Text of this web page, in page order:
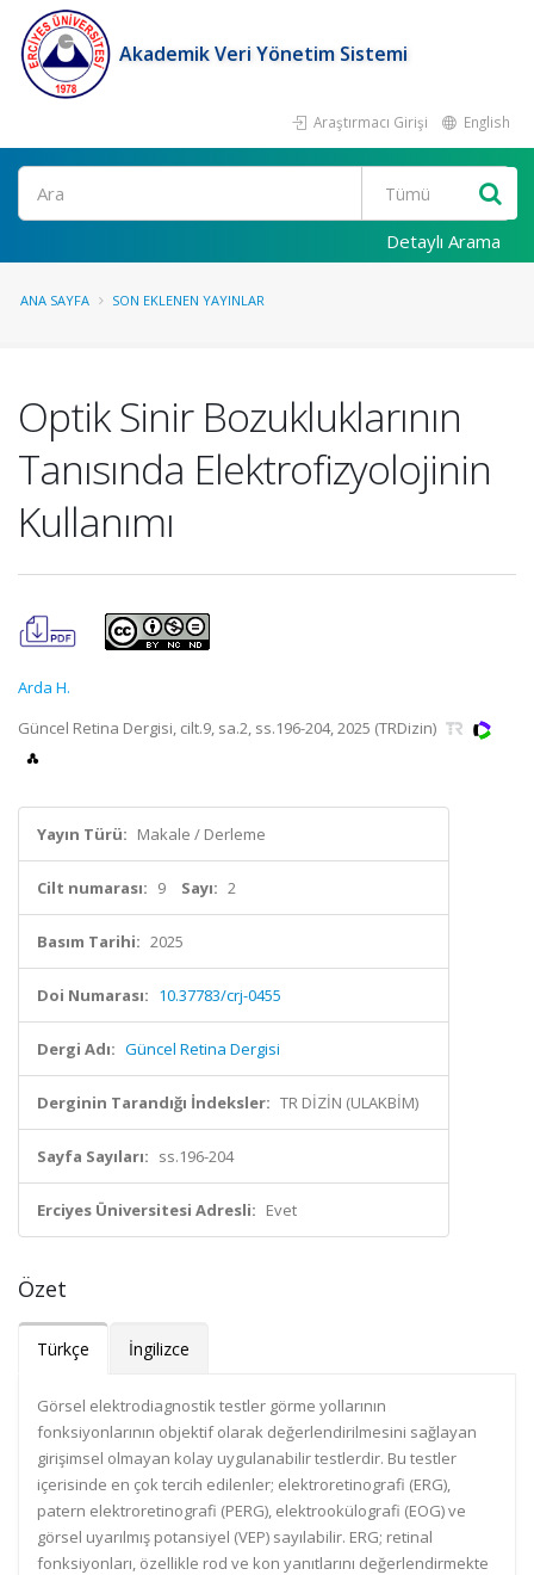
Akademik Veri Yönetim Sistemi
Araştırmacı Girişi English
Ara
Detaylı Arama
ANA SAYFA SON EKLENEN YAYINLAR
Optik Sinir Bozukluklarının
Tanısında Elektrofizyolojinin
Kullanımı
Arda H.
Güncel Retina Dergisi, cilt.9, sa.2, ss.196-204, 2025 (TRDizin)
Yayın Türü: Makale / Derleme
Cilt numarası: 9 Sayı: 2
Basım Tarihi: 2025
Doi Numarası: 10.37783/crj-0455
Dergi Adı: Güncel Retina Dergisi
Derginin Tarandığı İndeksler: TR DİZİN (ULAKBİM)
Sayfa Sayıları: ss.196-204
Erciyes Üniversitesi Adresli: Evet
Özet
Türkçe İngilizce
Görsel elektrodiagnostik testler görme yollarının
fonksiyonlarının objektif olarak değerlendirilmesini sağlayan
girişimsel olmayan kolay uygulanabilir testlerdir. Bu testler
içerisinde en çok tercih edilenler; elektroretinografi (ERG),
patern elektroretinografi (PERG), elektrookülografi (EOG) ve
görsel uyarılmış potansiyel (VEP) sayılabilir. ERG; retinal
fonksiyonları, özellikle rod ve kon yanıtlarını değerlendirmekte